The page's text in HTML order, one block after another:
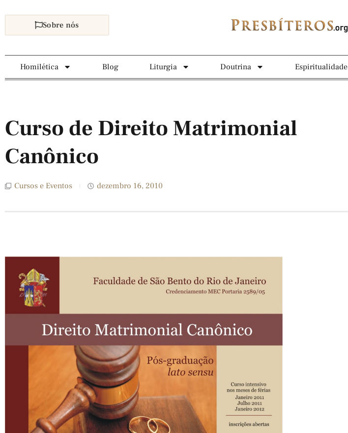
Sobre nós
Homilética Blog Liturgia Doutrina Espiritualidade
Curso de Direito Matrimonial
Canônico
Cursos e Eventos dezembro 16, 2010